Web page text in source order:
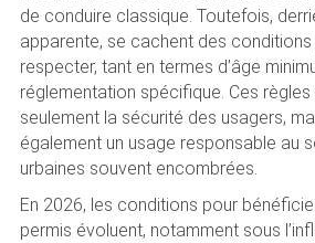
de conduire classique. Toutefois,
apparente, se cachent des
respecter, tant en termes d’âge
réglementation spécifique. Ces règles
seulement la sécurité des usagers,
également un usage responsable au
urbaines souvent encombrées.
En 2026, les conditions pour
permis évoluent, notamment sous